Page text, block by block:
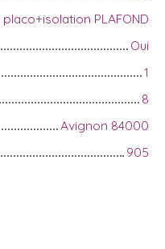
PLAFOND
Oui
1
8
Avignon 84000
905